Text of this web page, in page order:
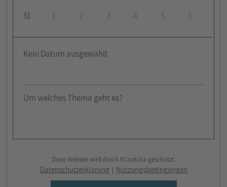
31
1 2 3 4 5 6
Kein Datum ausgewählt
Um welches Thema geht es?
Diese Website wird durch hCaptcha geschützt.
Datenschutzerklärung | Nutzungsbedingungen